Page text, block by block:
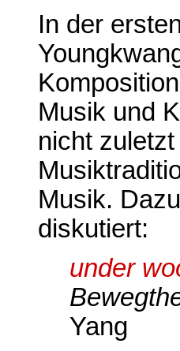
In der
Musik und
nicht
Musik.
diskutiert:
under
Yang